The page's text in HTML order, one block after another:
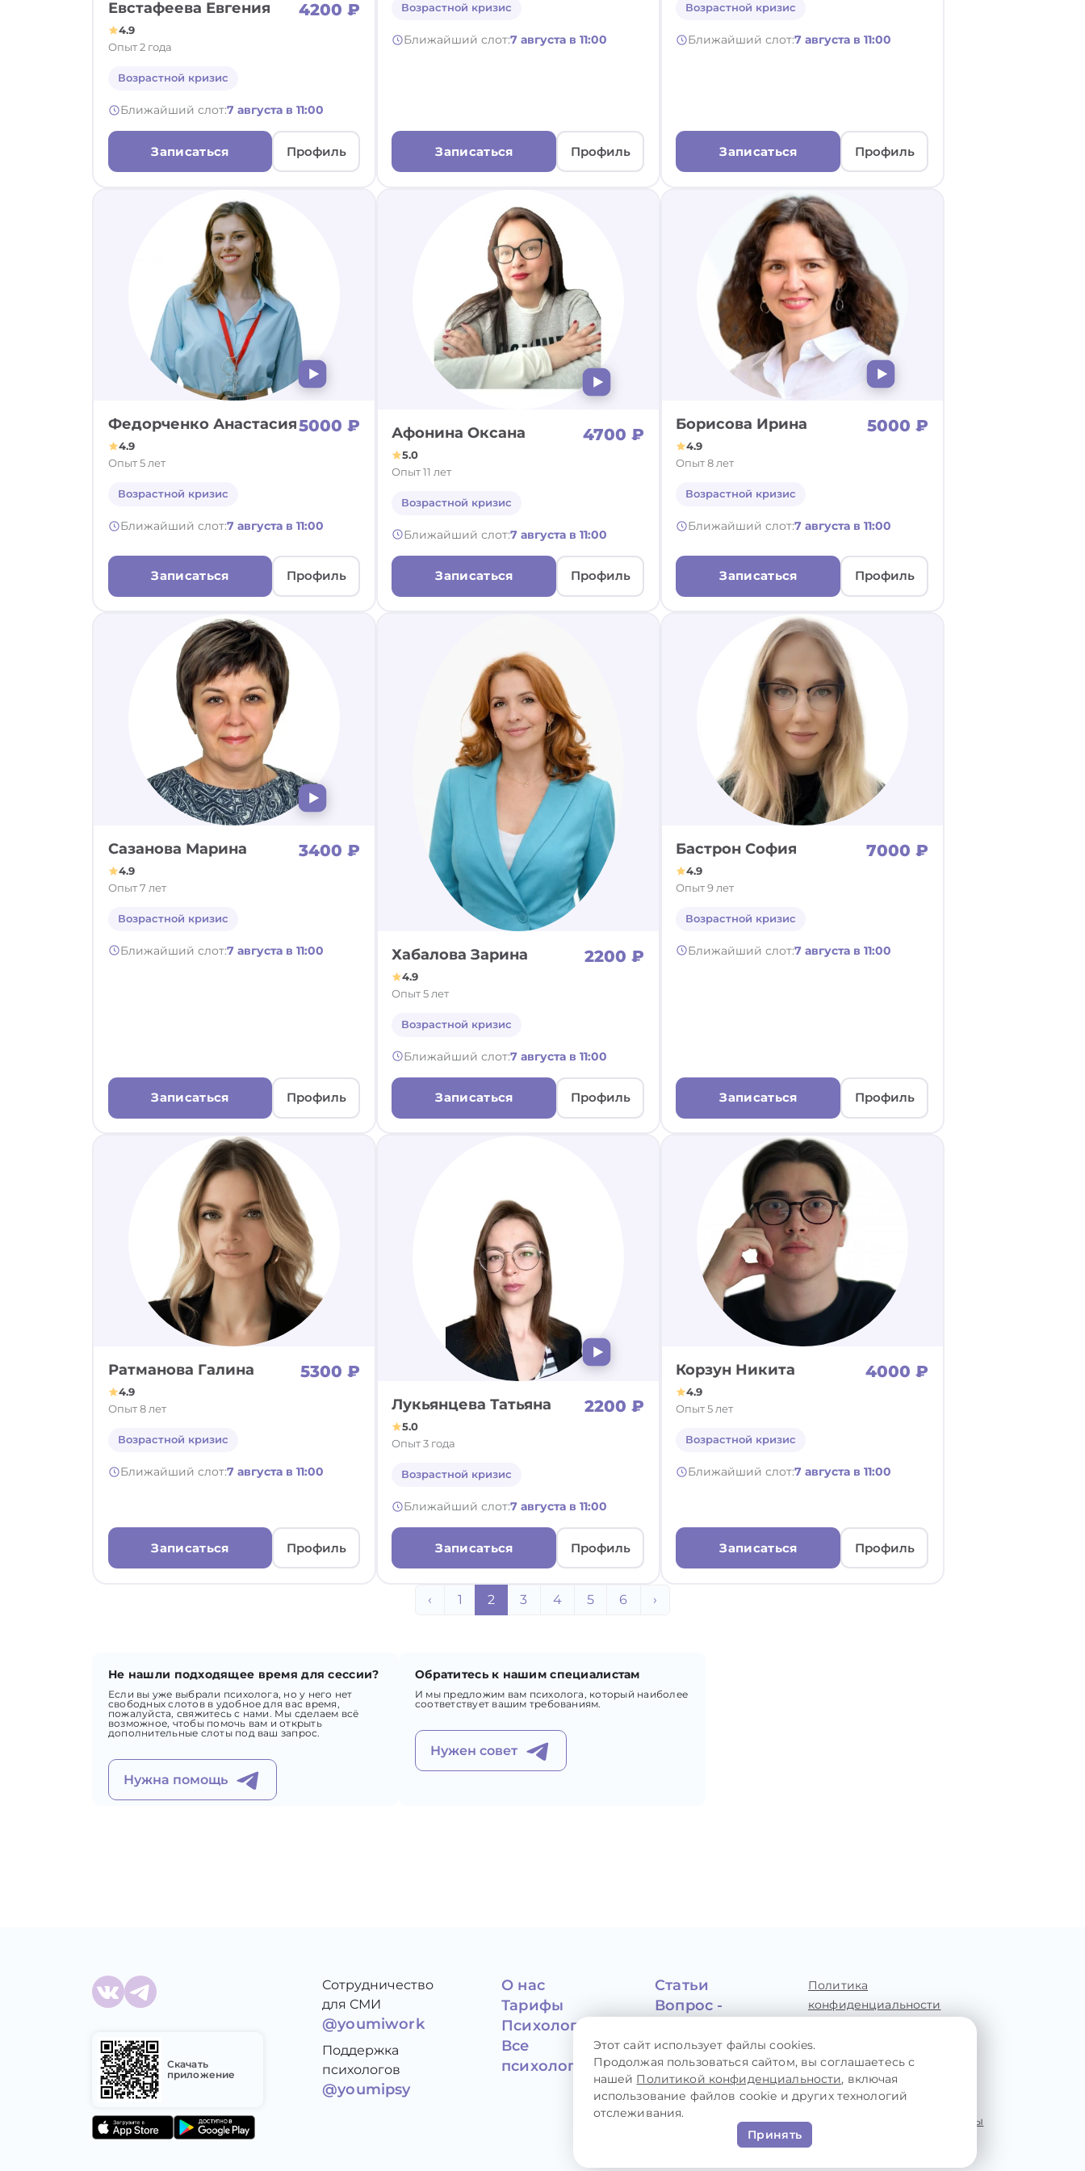
Евстафеева Евгения 4200 ₽
4.9
Опыт 2 года
Возрастной кризис
Ближайший слот:7 августа в 11:00
Записаться Профиль
Возрастной кризис
Ближайший слот:7 августа в 11:00
Записаться Профиль
Возрастной кризис
Ближайший слот:7 августа в 11:00
Записаться Профиль
Федорченко Анастасия5000 ₽
4.9
Опыт 5 лет
Возрастной кризис
Ближайший слот:7 августа в 11:00
Записаться Профиль
Афонина Оксана 4700 ₽
5.0
Опыт 11 лет
Возрастной кризис
Ближайший слот:7 августа в 11:00
Записаться Профиль
Борисова Ирина 5000 ₽
4.9
Опыт 8 лет
Возрастной кризис
Ближайший слот:7 августа в 11:00
Записаться Профиль
Сазанова Марина 3400 ₽
4.9
Опыт 7 лет
Возрастной кризис
Ближайший слот:7 августа в 11:00
Записаться Профиль
Хабалова Зарина 2200 ₽
4.9
Опыт 5 лет
Возрастной кризис
Ближайший слот:7 августа в 11:00
Записаться Профиль
Бастрон София 7000 ₽
4.9
Опыт 9 лет
Возрастной кризис
Ближайший слот:7 августа в 11:00
Записаться Профиль
Ратманова Галина 5300 ₽
4.9
Опыт 8 лет
Возрастной кризис
Ближайший слот:7 августа в 11:00
Записаться Профиль
Лукьянцева Татьяна 2200 ₽
5.0
Опыт 3 года
Возрастной кризис
Ближайший слот:7 августа в 11:00
Записаться Профиль
Корзун Никита 4000 ₽
4.9
Опыт 5 лет
Возрастной кризис
Ближайший слот:7 августа в 11:00
Записаться Профиль
‹ 1 2 3 4 5 6 ›
Не нашли подходящее время для сессии?
Если вы уже выбрали психолога, но у него нет
свободных слотов в удобное для вас время,
пожалуйста, свяжитесь с нами. Мы сделаем всё
возможное, чтобы помочь вам и открыть
дополнительные слоты под ваш запрос.
Нужна помощь
Обратитесь к нашим специалистам
И мы предложим вам психолога, который наиболее
соответствует вашим требованиям.
Нужен совет
Скачать
приложение
Сотрудничество
для СМИ
@youmiwork
Поддержка
психологов
@youmipsy
О нас
Тарифы
Психологам
Все
психологи
Статьи
Вопрос -
Контакты
СМИ о нас
Политика
конфиденциальности
соглашение
Обработка персональных
данных
Виды консультаций
Психологические проблемы
Этот сайт использует файлы cookies.
Продолжая пользоваться сайтом, вы соглашаетесь с
нашей Политикой конфиденциальности, включая
использование файлов cookie и других технологий
отслеживания.
Принять